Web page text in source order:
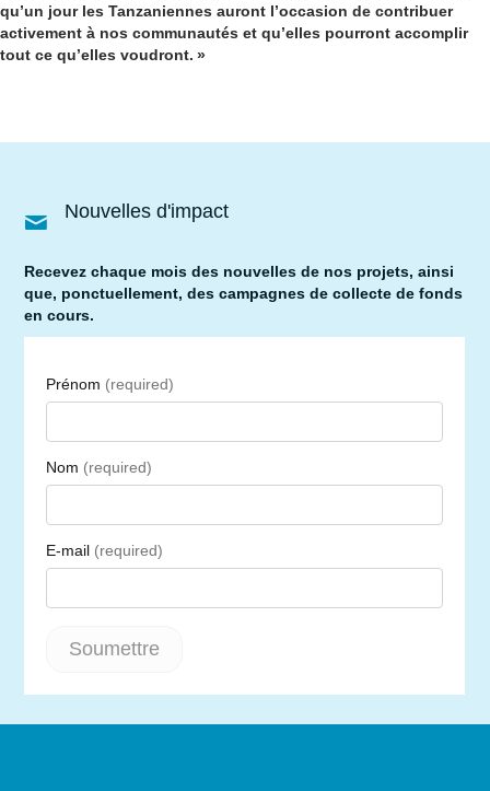
qu’un jour les Tanzaniennes auront l’occasion de contribuer
activement à nos communautés et qu’elles pourront accomplir
tout ce qu’elles voudront. »
Nouvelles d'impact
Recevez chaque mois des nouvelles de nos projets, ainsi
que, ponctuellement, des campagnes de collecte de fonds
en cours.